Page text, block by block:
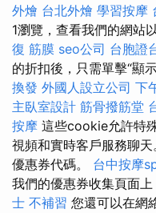
外燴 台北外燴 學習按摩
1瀏覽，查看我們的網站
復 筋膜 seo公司 台胞證
的折扣後，只需單擊“顯
換發 外國人設立公司 下
主臥室設計 筋骨撥筋堂
按摩 這些cookie允許特
視頻和實時客戶服務聊
優惠券代碼。 台中按摩
我們的優惠券收集頁面
士 不補習 您還可以在網